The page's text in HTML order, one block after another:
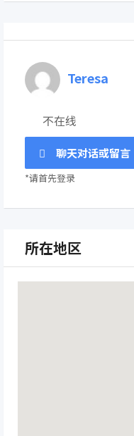
Teresa
不在线
聊天对话或留言
*请首先登录
所在地区